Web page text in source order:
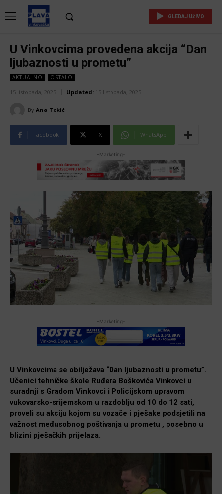
GLEDAJ UŽIVO
U Vinkovcima provedena akcija “Dan
ljubaznosti u prometu”
AKTUALNO OSTALO
15 listopada, 2025 Updated: 15 listopada, 2025
By Ana Tokić
Facebook X WhatsApp
-Marketing-
-Marketing-
U Vinkovcima se obilježava “Dan ljubaznosti u prometu”.
Učenici tehničke škole Ruđera Boškovića Vinkovci u
suradnji s Gradom Vinkovci i Policijskom upravom
vukovarsko-srijemskom u razdoblju od 10 do 12 sati,
proveli su akciju kojom su vozače i pješake podsjetili na
važnost međusobnog poštivanja u prometu , posebno u
blizini pješačkih prijelaza.